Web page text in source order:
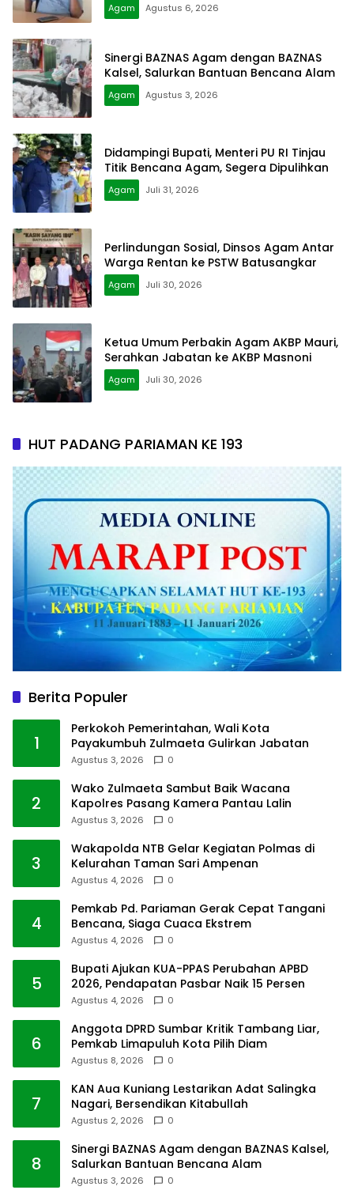
Agam Agustus 6, 2026
Sinergi BAZNAS Agam dengan BAZNAS
Kalsel, Salurkan Bantuan Bencana Alam
Agam Agustus 3, 2026
Didampingi Bupati, Menteri PU RI Tinjau
Titik Bencana Agam, Segera Dipulihkan
Agam Juli 31, 2026
Perlindungan Sosial, Dinsos Agam Antar
Warga Rentan ke PSTW Batusangkar
Agam Juli 30, 2026
Ketua Umum Perbakin Agam AKBP Mauri,
Serahkan Jabatan ke AKBP Masnoni
Agam Juli 30, 2026
HUT PADANG PARIAMAN KE 193
Berita Populer
1
Perkokoh Pemerintahan, Wali Kota
Payakumbuh Zulmaeta Gulirkan Jabatan
Agustus 3, 2026 0
2
Wako Zulmaeta Sambut Baik Wacana
Kapolres Pasang Kamera Pantau Lalin
Agustus 3, 2026 0
3
Wakapolda NTB Gelar Kegiatan Polmas di
Kelurahan Taman Sari Ampenan
Agustus 4, 2026 0
4
Pemkab Pd. Pariaman Gerak Cepat Tangani
Bencana, Siaga Cuaca Ekstrem
Agustus 4, 2026 0
5
Bupati Ajukan KUA-PPAS Perubahan APBD
2026, Pendapatan Pasbar Naik 15 Persen
Agustus 4, 2026 0
6
Anggota DPRD Sumbar Kritik Tambang Liar,
Pemkab Limapuluh Kota Pilih Diam
Agustus 8, 2026 0
7
KAN Aua Kuniang Lestarikan Adat Salingka
Nagari, Bersendikan Kitabullah
Agustus 2, 2026 0
8
Sinergi BAZNAS Agam dengan BAZNAS Kalsel,
Salurkan Bantuan Bencana Alam
Agustus 3, 2026 0